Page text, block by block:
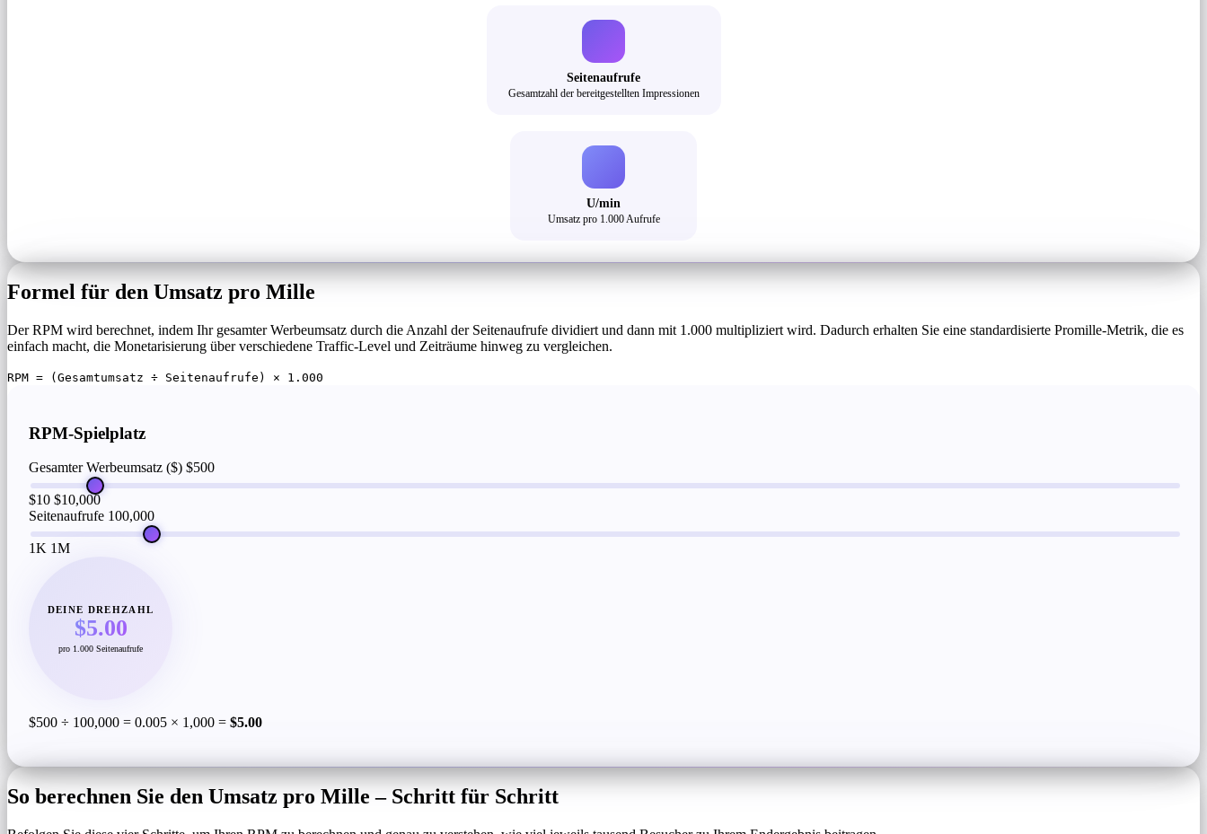
Seitenaufrufe
Gesamtzahl der bereitgestellten Impressionen
U/min
Umsatz pro 1.000 Aufrufe
Formel für den Umsatz pro Mille
Der RPM wird berechnet, indem Ihr gesamter Werbeumsatz durch die Anzahl der Seitenaufrufe dividiert und dann mit 1.000 multipliziert wird. Dadurch erhalten Sie eine standardisierte Promille-Metrik, die es
einfach macht, die Monetarisierung über verschiedene Traffic-Level und Zeiträume hinweg zu vergleichen.
RPM = (Gesamtumsatz ÷ Seitenaufrufe) × 1.000
RPM-Spielplatz
Gesamter Werbeumsatz ($) $500
$10 $10,000
Seitenaufrufe 100,000
1K 1M
DEINE DREHZAHL
$5.00
pro 1.000 Seitenaufrufe
$500 ÷ 100,000 = 0.005 × 1,000 = $5.00
So berechnen Sie den Umsatz pro Mille – Schritt für Schritt